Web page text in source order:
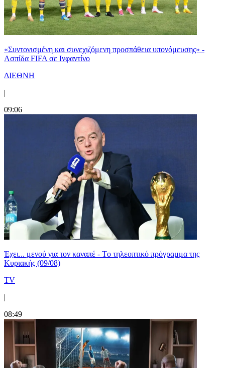
«Συντονισμένη και συνεχιζόμενη προσπάθεια υπονόμευσης» -
Ασπίδα FIFA σε Ινφαντίνο
ΔΙΕΘΝΗ
|
09:06
Έχει... μενού για τον καναπέ - Tο τηλεοπτικό πρόγραμμα της
Κυριακής (09/08)
TV
|
08:49